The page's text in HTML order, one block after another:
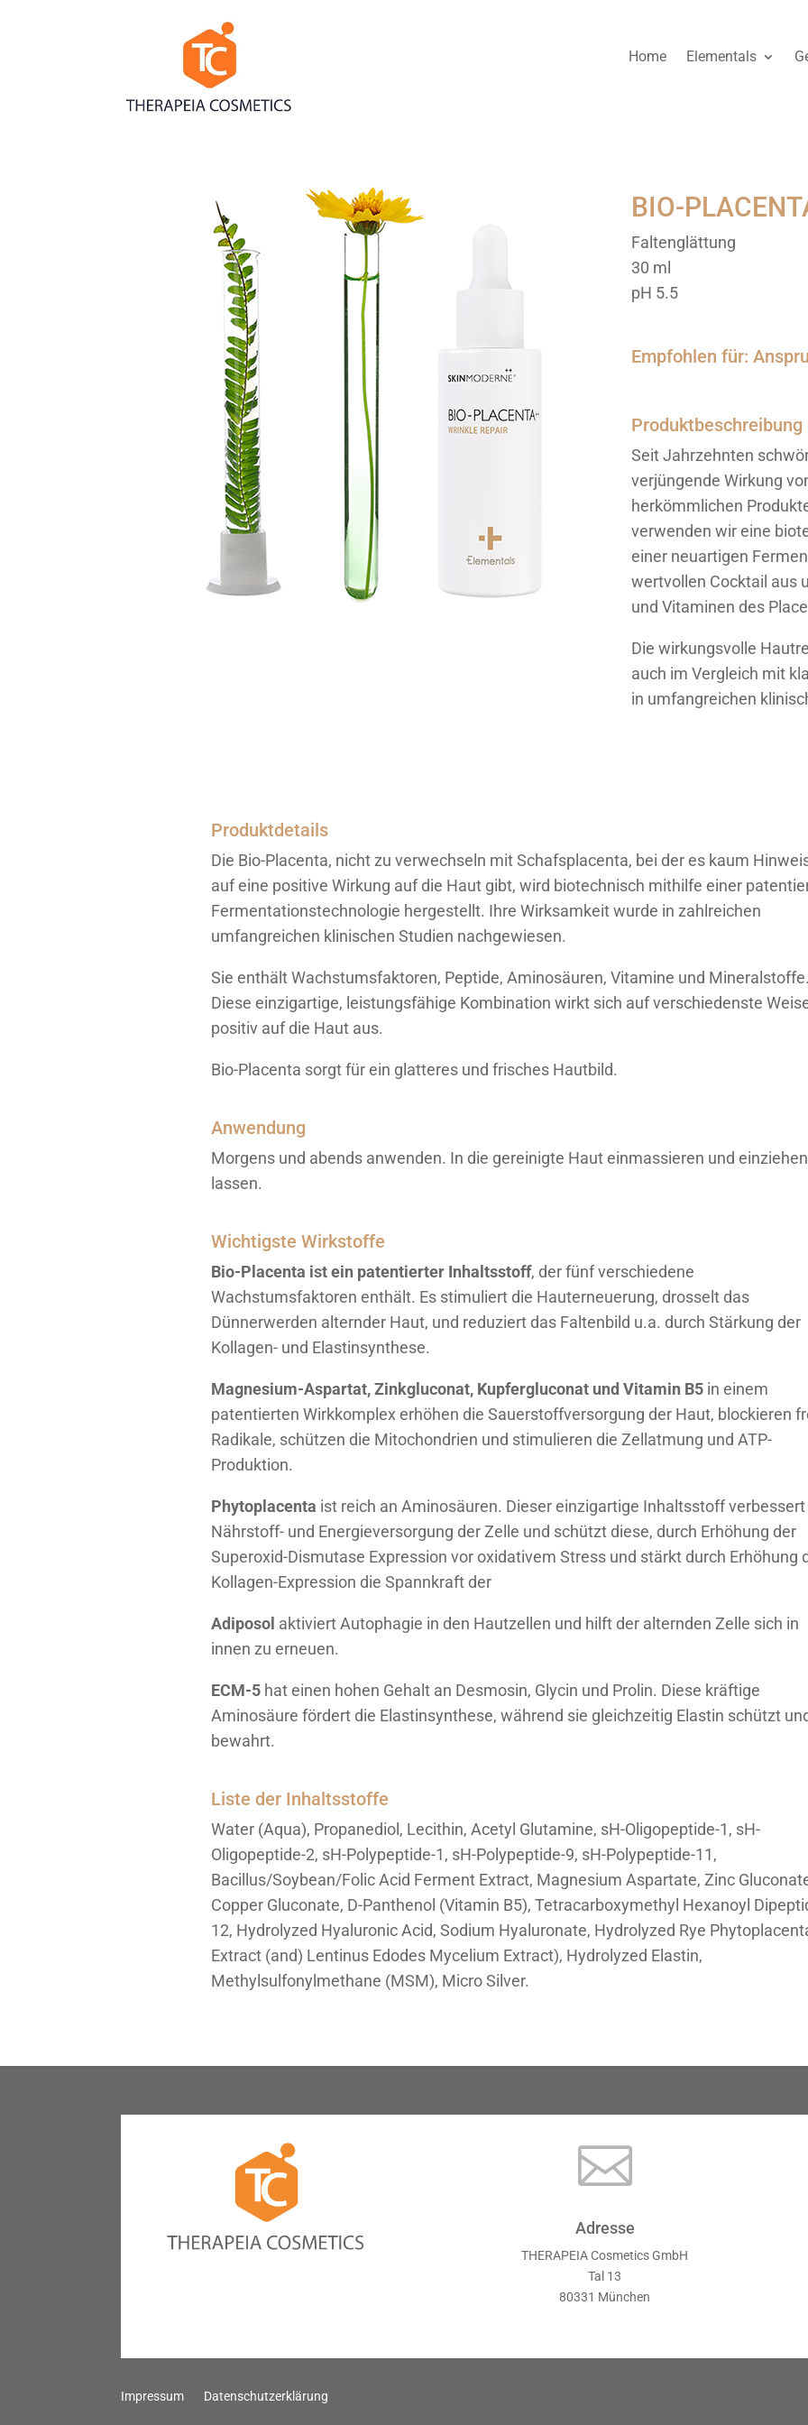
Home Elementals
BIO-
Faltenglättung
30 ml
pH 5.5
Empfohlen für:
Produktbeschreibung
Seit Jahrzehnten
verjüngende Wirkung
herkömmlichen
verwenden wir eine
einer neuartigen
wertvollen Cocktail aus
und Vitaminen des
Die wirkungsvolle
auch im Vergleich mit
in umfangreichen
Produktdetails
Die Bio-Placenta, nicht zu verwechseln mit Schafsplacenta, bei der es kaum
auf eine positive Wirkung auf die Haut gibt, wird biotechnisch mithilfe einer
Fermentationstechnologie hergestellt. Ihre Wirksamkeit wurde in zahlreichen
umfangreichen klinischen Studien nachgewiesen.
Sie enthält Wachstumsfaktoren, Peptide, Aminosäuren, Vitamine und Mineralstoffe.
Diese einzigartige, leistungsfähige Kombination wirkt sich auf verschiedenste
positiv auf die Haut aus.
Bio-Placenta sorgt für ein glatteres und frisches Hautbild.
Anwendung
Morgens und abends anwenden. In die gereinigte Haut einmassieren und einziehen
lassen.
Wichtigste Wirkstoffe
Bio-Placenta ist ein patentierter Inhaltsstoff, der fünf verschiedene
Wachstumsfaktoren enthält. Es stimuliert die Hauterneuerung, drosselt das
Dünnerwerden alternder Haut, und reduziert das Faltenbild u.a. durch Stärkung der
Kollagen- und Elastinsynthese.
Magnesium-Aspartat, Zinkgluconat, Kupfergluconat und Vitamin B5 in einem
patentierten Wirkkomplex erhöhen die Sauerstoffversorgung der Haut, blockieren
Radikale, schützen die Mitochondrien und stimulieren die Zellatmung und ATP-
Produktion.
Phytoplacenta ist reich an Aminosäuren. Dieser einzigartige Inhaltsstoff verbessert
Nährstoff- und Energieversorgung der Zelle und schützt diese, durch Erhöhung der
Superoxid-Dismutase Expression vor oxidativem Stress und stärkt durch Erhöhung
Kollagen-Expression die Spannkraft der
Adiposol aktiviert Autophagie in den Hautzellen und hilft der alternden Zelle sich in
innen zu erneuen.
ECM-5 hat einen hohen Gehalt an Desmosin, Glycin und Prolin. Diese kräftige
Aminosäure fördert die Elastinsynthese, während sie gleichzeitig Elastin schützt
bewahrt.
Liste der Inhaltsstoffe
Water (Aqua), Propanediol, Lecithin, Acetyl Glutamine, sH-Oligopeptide-1, sH-
Oligopeptide-2, sH-Polypeptide-1, sH-Polypeptide-9, sH-Polypeptide-11,
Bacillus/Soybean/Folic Acid Ferment Extract, Magnesium Aspartate, Zinc
Copper Gluconate, D-Panthenol (Vitamin B5), Tetracarboxymethyl Hexanoyl
12, Hydrolyzed Hyaluronic Acid, Sodium Hyaluronate, Hydrolyzed Rye
Extract (and) Lentinus Edodes Mycelium Extract), Hydrolyzed Elastin,
Methylsulfonylmethane (MSM), Micro Silver.

Adresse
THERAPEIA Cosmetics GmbH
Tal 13
80331 München
Impressum Datenschutzerklärung